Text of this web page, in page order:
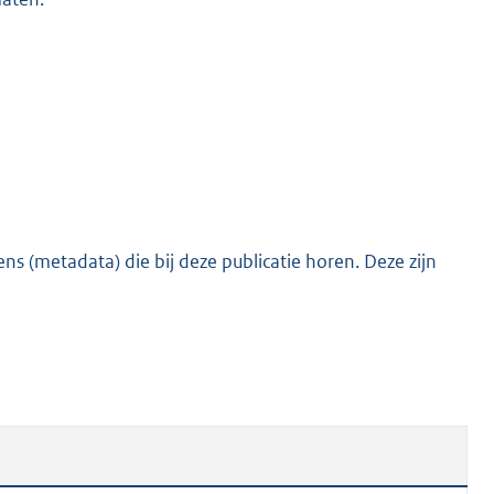
(metadata) die bij deze publicatie horen. Deze zijn